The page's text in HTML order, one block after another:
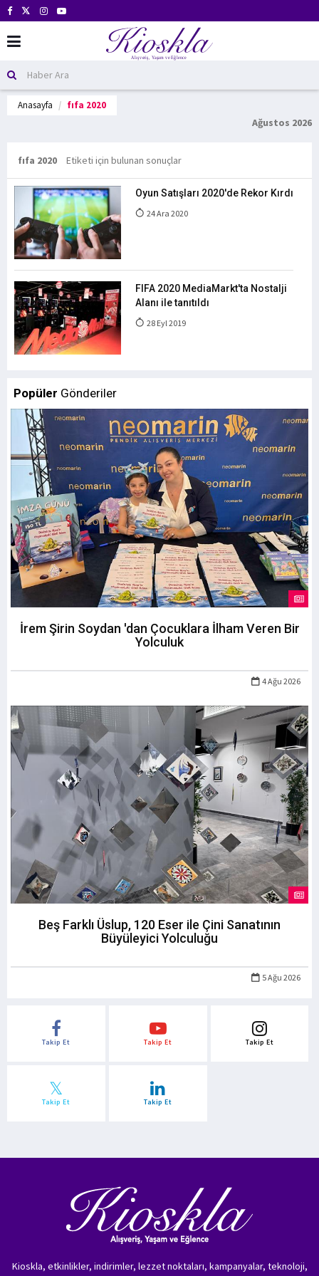
Anasayfa fıfa 2020
Ağustos 2026
fıfa 2020 Etiketi için bulunan sonuçlar
Oyun Satışları 2020'de Rekor Kırdı
24 Ara 2020
FIFA 2020 MediaMarkt'ta Nostalji
Alanı ile tanıtıldı
28 Eyl 2019
Popüler Gönderiler
İrem Şirin Soydan 'dan Çocuklara İlham Veren Bir
Yolculuk
4 Ağu 2026
Beş Farklı Üslup, 120 Eser ile Çini Sanatının
Büyüleyici Yolculuğu
5 Ağu 2026
Takip Et Takip Et Takip Et
Takip Et Takip Et
Kioskla, etkinlikler, indirimler, lezzet noktaları, kampanyalar, teknoloji,